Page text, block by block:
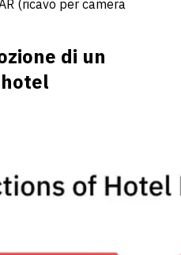
(ricavo per camera
di un